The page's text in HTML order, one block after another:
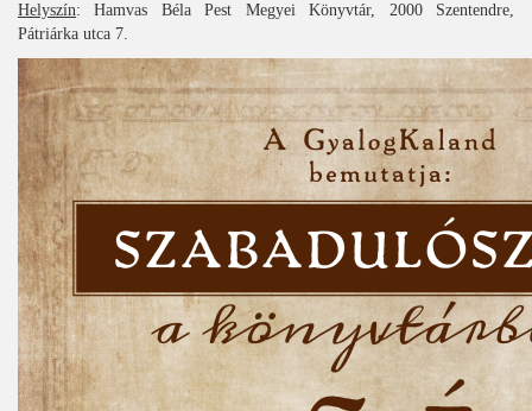
Helyszín: Hamvas Béla Pest Megyei Könyvtár, 2000 Szentendre,
Pátriárka utca 7.